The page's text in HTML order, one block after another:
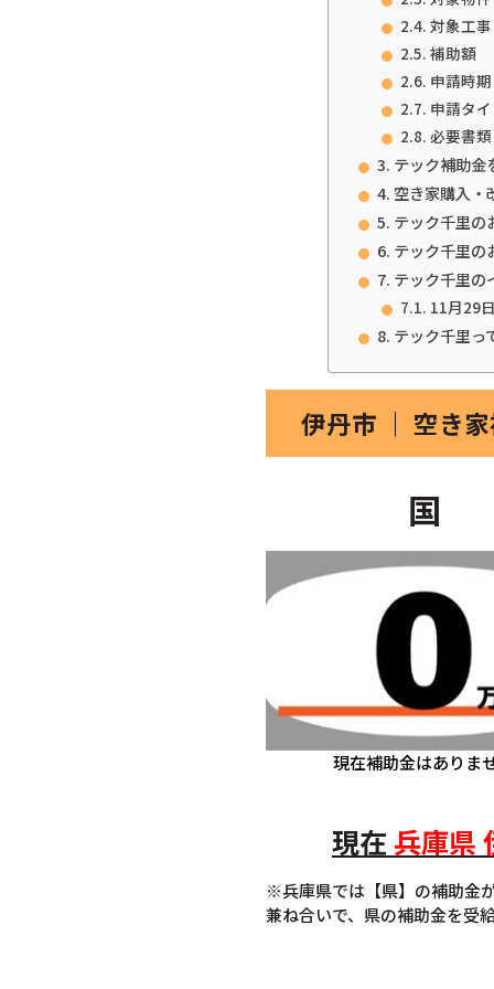
対象工事
補助額
申請時期
申請タ
必要書類
テック補助金
空き家購入・
テック千里の
テック千里の
テック千里の
11月29
テック千里っ
伊丹市 ｜ 空き
国
現在補助金はありま
現在 兵庫県
※兵庫県では【県】の補助金
兼ね合いで、県の補助金を受